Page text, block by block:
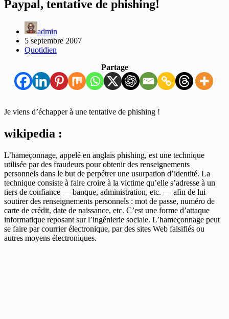
Paypal, tentative de phishing!
admin
5 septembre 2007
Quotidien
Partage
Je viens d’échapper à une tentative de phishing !
wikipedia :
L’hameçonnage, appelé en anglais phishing, est une technique
utilisée par des fraudeurs pour obtenir des renseignements
personnels dans le but de perpétrer une usurpation d’identité. La
technique consiste à faire croire à la victime qu’elle s’adresse à un
tiers de confiance — banque, administration, etc. — afin de lui
soutirer des renseignements personnels : mot de passe, numéro de
carte de crédit, date de naissance, etc. C’est une forme d’attaque
informatique reposant sur l’ingénierie sociale. L’hameçonnage peut
se faire par courrier électronique, par des sites Web falsifiés ou
autres moyens électroniques.